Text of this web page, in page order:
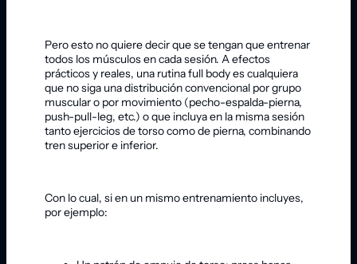
Pero esto no quiere decir que se tengan que entrenar
todos los músculos en cada sesión. A efectos
prácticos y reales, una rutina full body es cualquiera
que no siga una distribución convencional por grupo
muscular o por movimiento (pecho-espalda-pierna,
push-pull-leg, etc.) o que incluya en la misma sesión
tanto ejercicios de torso como de pierna, combinando
tren superior e inferior.
Con lo cual, si en un mismo entrenamiento incluyes,
por ejemplo: